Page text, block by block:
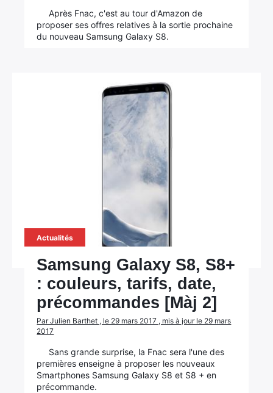
Après Fnac, c'est au tour d'Amazon de
proposer ses offres relatives à la sortie prochaine
du nouveau Samsung Galaxy S8.
Actualités
Samsung Galaxy S8, S8+
: couleurs, tarifs, date,
précommandes [Màj 2]
Par Julien Barthet , le 29 mars 2017 , mis à jour le 29 mars
2017
Sans grande surprise, la Fnac sera l'une des
premières enseigne à proposer les nouveaux
Smartphones Samsung Galaxy S8 et S8 + en
précommande.